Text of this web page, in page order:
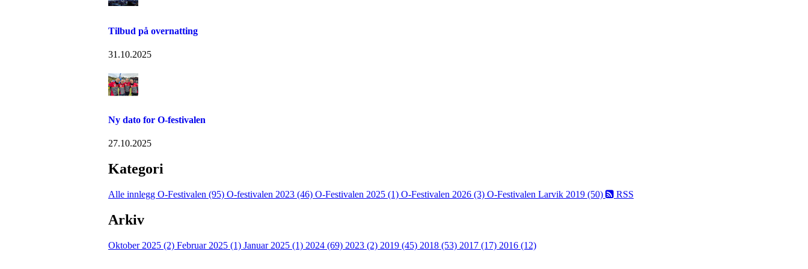
Tilbud på overnatting
31.10.2025
Ny dato for O-festivalen
27.10.2025
Kategori
Alle innlegg O-Festivalen (95) O-festivalen 2023 (46) O-Festivalen 2025 (1) O-Festivalen 2026 (3) O-Festivalen Larvik 2019 (50) RSS
Arkiv
Oktober 2025 (2) Februar 2025 (1) Januar 2025 (1) 2024 (69) 2023 (2) 2019 (45) 2018 (53) 2017 (17) 2016 (12)